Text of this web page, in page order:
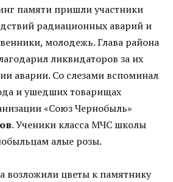
памяти пришли участники
радиационных аварий и
молодежь. Глава района
ликвидаторов за их
аварии. Со слезами вспоминал
и ушедших товарищах
«Союз Чернобыль»
. Ученики класса МЧС школы
алые розы.
возложили цветы к памятнику